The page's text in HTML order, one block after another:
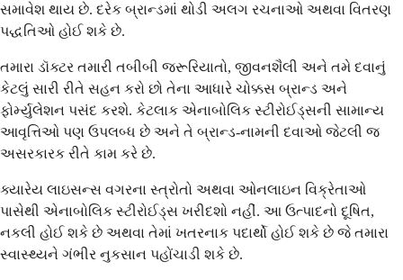
સમાવેશ થાય છે. દરેક બ્રાન્ડમાં થોડી અલગ રચનાઓ અથવા વિતરણ
પદ્ધતિઓ હોઈ શકે છે.
તમારા ડૉક્ટર તમારી તબીબી જરૂરિયાતો, જીવનશૈલી અને તમે દવાનું
કેટલું સારી રીતે સહન કરો છો તેના આધારે ચોક્કસ બ્રાન્ડ અને
ફોર્મ્યુલેશન પસંદ કરશે. કેટલાક એનાબોલિક સ્ટીરોઈડ્સની સામાન્ય
આવૃત્તિઓ પણ ઉપલબ્ધ છે અને તે બ્રાન્ડ-નામની દવાઓ જેટલી જ
અસરકારક રીતે કામ કરે છે.
ક્યારેય લાઇસન્સ વગરના સ્ત્રોતો અથવા ઓનલાઇન વિક્રેતાઓ
પાસેથી એનાબોલિક સ્ટીરોઈડ્સ ખરીદશો નહીં. આ ઉત્પાદનો દૂષિત,
નકલી હોઈ શકે છે અથવા તેમાં ખતરનાક પદાર્થો હોઈ શકે છે જે તમારા
સ્વાસ્થ્યને ગંભીર નુકસાન પહોંચાડી શકે છે.